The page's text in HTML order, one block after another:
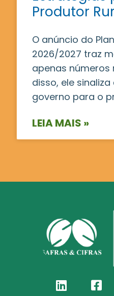
Produtor
O anúncio do
2026/2027 traz
apenas números
disso, ele
governo para o
LEIA MAIS »